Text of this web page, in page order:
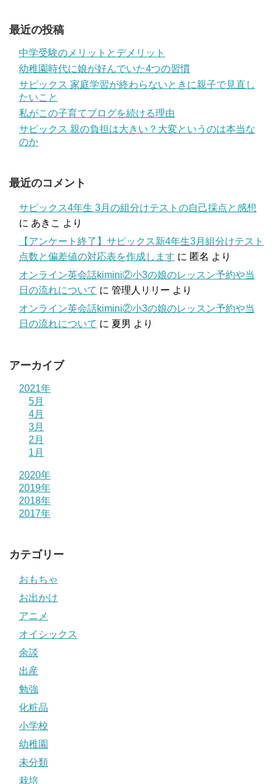
最近の投稿
中学受験のメリットとデメリット
幼稚園時代に娘が好んでいた4つの習慣
サピックス 家庭学習が終わらないときに親子で見直し
たいこと
私がこの子育てブログを続ける理由
サピックス 親の負担は大きい？大変というのは本当な
のか
最近のコメント
サピックス4年生 3月の組分けテストの自己採点と感想
に あきこ より
【アンケート終了】サピックス新4年生3月組分けテスト
点数と偏差値の対応表を作成します に 匿名 より
オンライン英会話kimini②小3の娘のレッスン予約や当
日の流れについて に 管理人リリー より
オンライン英会話kimini②小3の娘のレッスン予約や当
日の流れについて に 夏男 より
アーカイブ
2021年
5月
4月
3月
2月
1月
2020年
2019年
2018年
2017年
カテゴリー
おもちゃ
お出かけ
アニメ
オイシックス
余談
出産
勉強
化粧品
小学校
幼稚園
未分類
栽培